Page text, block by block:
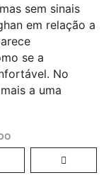
sem sinais
em relação a
se a
No
a uma